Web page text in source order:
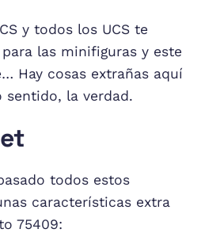
y todos los UCS te
las minifiguras y este
Hay cosas extrañas aquí
sentido, la verdad.
todos estos
características extra
75409: